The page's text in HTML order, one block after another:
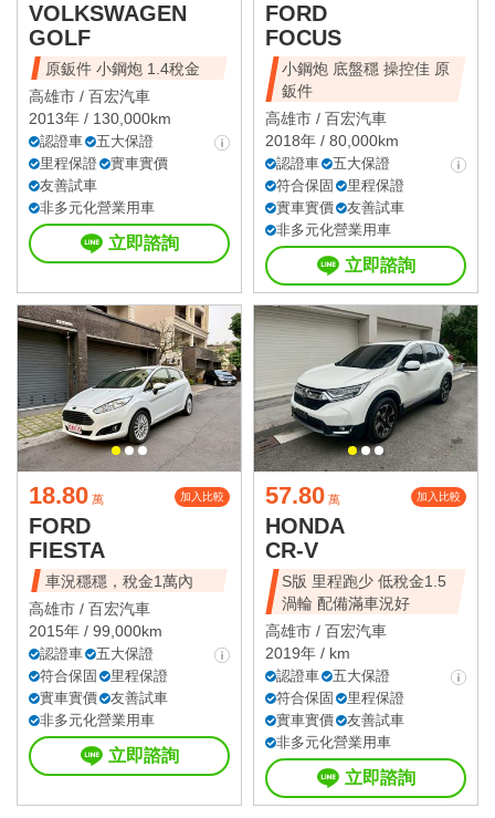
VOLKSWAGEN
GOLF
原鈑件 小鋼炮 1.4稅金
高雄市 / 百宏汽車
2013年 / 130,000km
認證車
五大保證
里程保證
實車實價
友善試車
非多元化營業用車
立即諮詢
FORD
FOCUS
小鋼炮 底盤穩 操控佳 原
鈑件
高雄市 / 百宏汽車
2018年 / 80,000km
認證車
五大保證
符合保固
里程保證
實車實價
友善試車
非多元化營業用車
立即諮詢
18.80 萬 加入比較
FORD
FIESTA
車況穩穩，稅金1萬內
高雄市 / 百宏汽車
2015年 / 99,000km
認證車
五大保證
符合保固
里程保證
實車實價
友善試車
非多元化營業用車
立即諮詢
57.80 萬 加入比較
HONDA
CR-V
S版 里程跑少 低稅金1.5
渦輪 配備滿車況好
高雄市 / 百宏汽車
2019年 / km
認證車
五大保證
符合保固
里程保證
實車實價
友善試車
非多元化營業用車
立即諮詢